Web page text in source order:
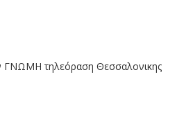
τηλεόραση Θεσσαλονικης